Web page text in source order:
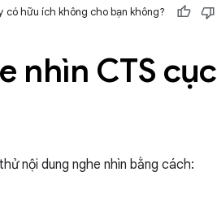
có hữu ích không cho bạn không?
nhìn CTS cục
nội dung nghe nhìn bằng cách: